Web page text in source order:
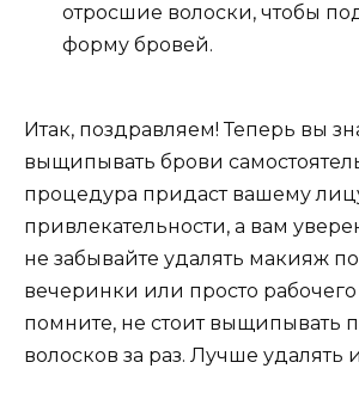
отросшие волоски, чтобы
форму бровей.
Итак, поздравляем! Теперь вы
выщипывать брови
процедура придаст вашему
привлекательности, а вам
не забывайте удалять макияж
вечеринки или просто
помните, не стоит выщипывать
волосков за раз. Лучше удалять